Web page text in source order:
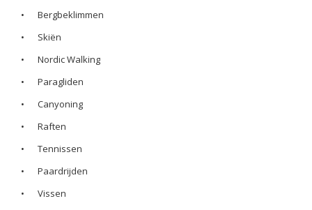
•
Bergbeklimmen
•
Skiën
•
Nordic Walking
•
Paragliden
•
Canyoning
•
Raften
•
Tennissen
•
Paardrijden
•
Vissen